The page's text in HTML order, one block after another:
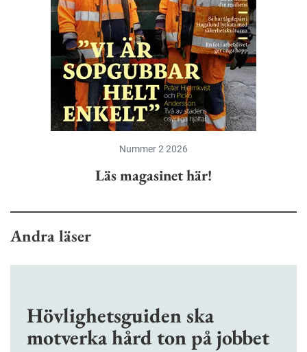
Nummer 2 2026
Läs magasinet här!
Andra läser
Hövlighetsguiden ska
motverka hård ton på jobbet